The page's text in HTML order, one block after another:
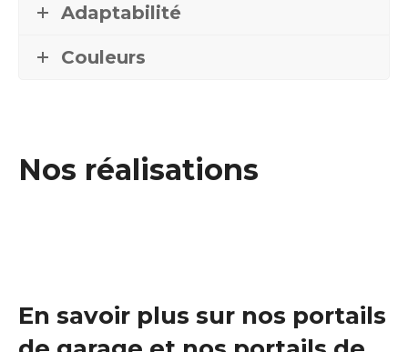
Adaptabilité
Couleurs
Nos réalisations
En savoir plus sur nos portails